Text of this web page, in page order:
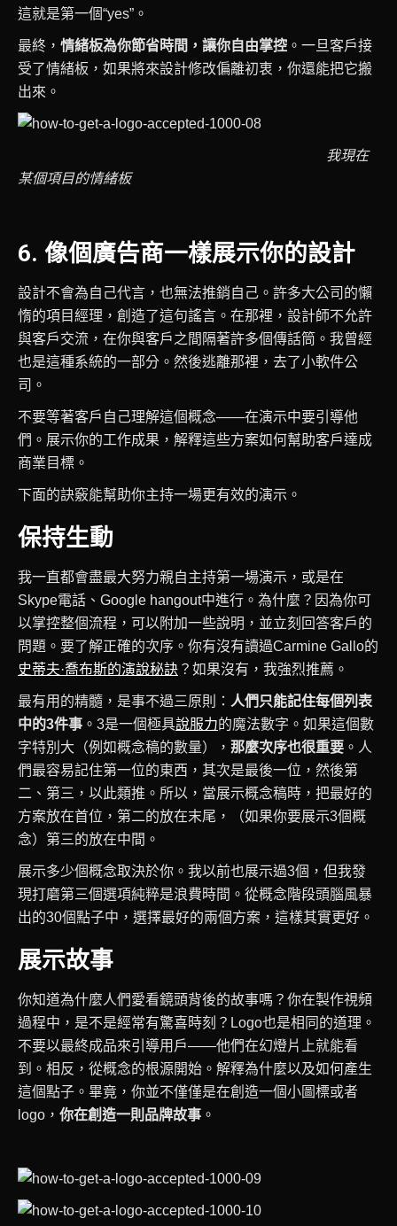
這就是第一個“yes”。
最終， 情緒板為你節省時間，讓你自由掌控 。一旦客戶接
受了情緒板，如果將來設計修改偏離初衷，你還能把它搬
出來。
我現在
某個項目的情緒板
6. 像個廣告商一樣展示你的設計
設計不會為自己代言，也無法推銷自己。許多大公司的懶
惰的項目經理，創造了這句謠言。在那裡，設計師不允許
與客戶交流，在你與客戶之間隔著許多個傳話筒。我曾經
也是這種系統的一部分。然後逃離那裡，去了小軟件公
司。
不要等著客戶自己理解這個概念——在演示中要引導他
們。展示你的工作成果，解釋這些方案如何幫助客戶達成
商業目標。
下面的訣竅能幫助你主持一場更有效的演示。
保持生動
我一直都會盡最大努力親自主持第一場演示，或是在
Skype電話、Google hangout中進行。為什麼？因為你可
以掌控整個流程，可以附加一些說明，並立刻回答客戶的
問題。要了解正確的次序。你有沒有讀過Carmine Gallo的
史蒂夫·喬布斯的演說秘訣 ？如果沒有，我強烈推薦。
最有用的精髓，是事不過三原則： 人們只能記住每個列表
中的3件事 。3是一個極具說服力的魔法數字。如果這個數
字特別大（例如概念稿的數量）， 那麼次序也很重要 。人
們最容易記住第一位的東西，其次是最後一位，然後第
二、第三，以此類推。所以，當展示概念稿時，把最好的
方案放在首位，第二的放在末尾，（如果你要展示3個概
念）第三的放在中間。
展示多少個概念取決於你。我以前也展示過3個，但我發
現打磨第三個選項純粹是浪費時間。 從概念階段頭腦風暴
出的30個點子中，選擇最好的兩個方案，這樣其實更好。
展示故事
你知道為什麼人們愛看鏡頭背後的故事嗎？你在製作視頻
過程中，是不是經常有驚喜時刻？Logo也是相同的道理。
不要以最終成品來引導用戶——他們在幻燈片上就能看
到。相反，從概念的根源開始。解釋為什麼以及如何產生
這個點子。畢竟，你並不僅僅是在創造一個小圖標或者
logo， 你在創造一則品牌故事 。